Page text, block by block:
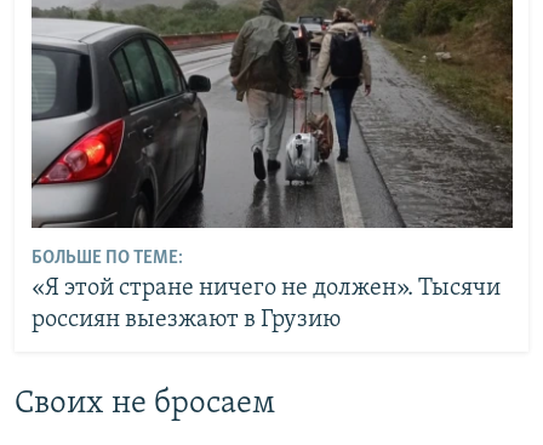
БОЛЬШЕ ПО ТЕМЕ:
«Я этой стране ничего не должен». Тысячи
россиян выезжают в Грузию
Своих не бросаем